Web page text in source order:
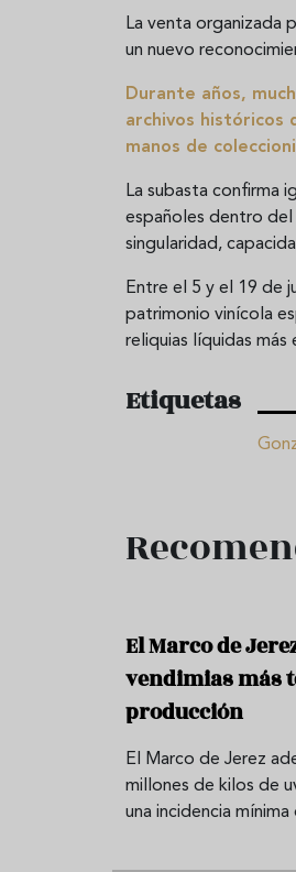
La venta organizada
un nuevo
Durante años,
archivos históricos
manos de
La subasta confirma
españoles dentro del
singularidad,
Entre el 5 y el 19 de
patrimonio vinícola
reliquias líquidas más
Etiquetas
El Marco de
vendimias más
producción
El Marco de Jerez
millones de kilos de
una incidencia